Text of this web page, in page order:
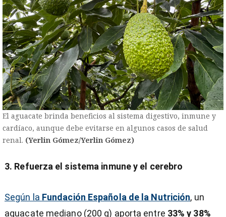
El aguacate brinda beneficios al sistema digestivo, inmune y
cardíaco, aunque debe evitarse en algunos casos de salud
renal. (Yerlin Gómez/Yerlin Gómez)
3. Refuerza el sistema inmune y el cerebro
Según la Fundación Española de la Nutrición, un
aguacate mediano (200 g) aporta entre 33% y 38%